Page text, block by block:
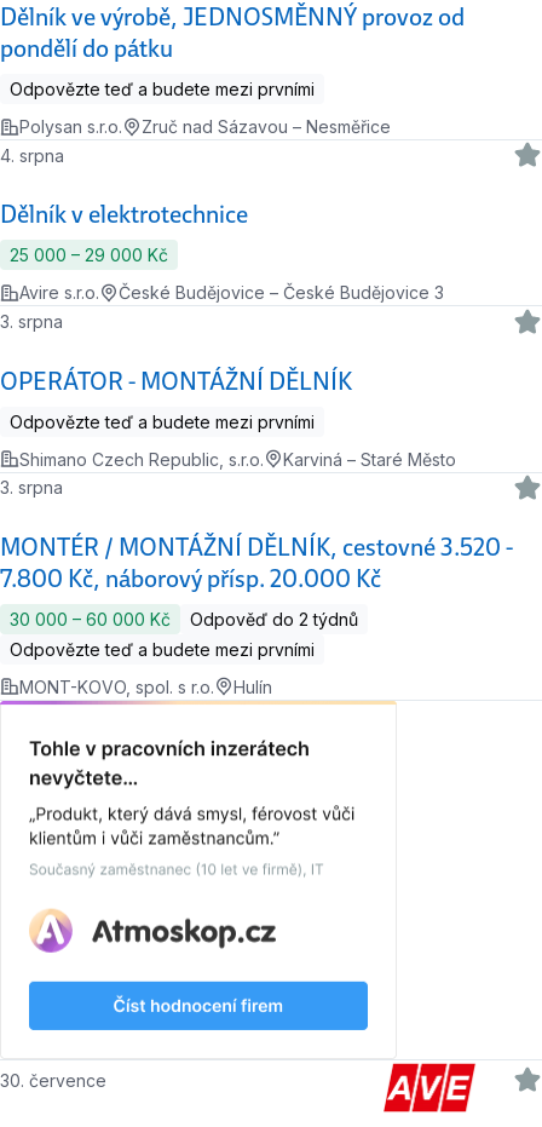
Dělník ve výrobě, JEDNOSMĚNNÝ provoz od
pondělí do pátku
Odpovězte teď a budete mezi prvními
Polysan s.r.o.
Zruč nad Sázavou – Nesměřice
Dělník v elektrotechnice
4. srpna
25 000 ‍–‍ 29 000 Kč
Avire s.r.o.
České Budějovice – České Budějovice 3
OPERÁTOR - MONTÁŽNÍ DĚLNÍK
3. srpna
Odpovězte teď a budete mezi prvními
Shimano Czech Republic, s.r.o.
Karviná – Staré Město
MONTÉR / MONTÁŽNÍ DĚLNÍK, cestovné 3.520 -
7.800 Kč, náborový přísp. 20.000 Kč
3. srpna
30 000 ‍–‍ 60 000 Kč
Odpověď do 2 týdnů
Odpovězte teď a budete mezi prvními
MONT-KOVO, spol. s r.o.
Hulín
30. července